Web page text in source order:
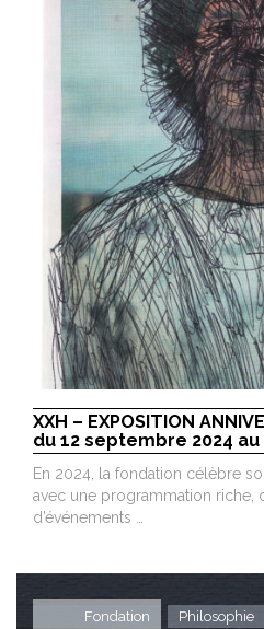
XXH – EXPOSITION
du 12 septembre 2024 au
En 2024, la fondation célèbre
avec une programmation riche,
d’événements …
Fondation
Philosophie